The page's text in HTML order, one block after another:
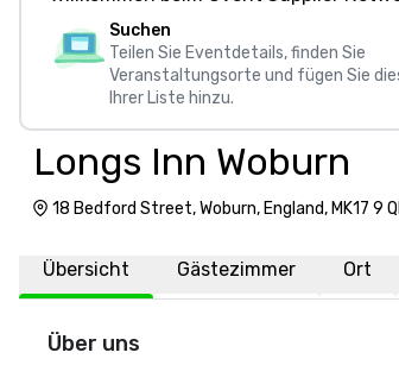
Suchen
Teilen Sie Eventdetails, finden Sie
Veranstaltungsorte und fügen Sie
Ihrer Liste hinzu.
Longs Inn Woburn
18 Bedford Street, Woburn, England, MK17 9
Übersicht Gästezimmer Ort
Über uns